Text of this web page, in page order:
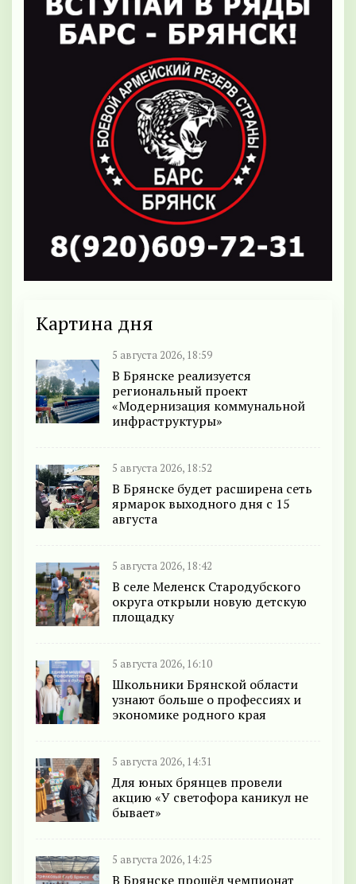
Картина дня
5 августа 2026, 18:59
В Брянске реализуется
региональный проект
«Модернизация коммунальной
инфраструктуры»
5 августа 2026, 18:52
В Брянске будет расширена сеть
ярмарок выходного дня с 15
августа
5 августа 2026, 18:42
В селе Меленск Стародубского
округа открыли новую детскую
площадку
5 августа 2026, 16:10
Школьники Брянской области
узнают больше о профессиях и
экономике родного края
5 августа 2026, 14:31
Для юных брянцев провели
акцию «У светофора каникул не
бывает»
5 августа 2026, 14:25
В Брянске прошёл чемпионат